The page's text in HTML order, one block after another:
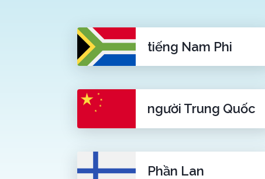
tiếng Nam Phi
người Trung Quốc
Phần Lan